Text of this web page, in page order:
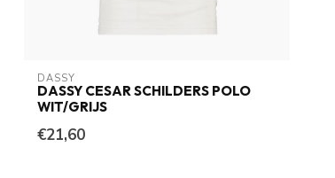
DASSY
DASSY CESAR SCHILDERS POLO
WIT/GRIJS
€21,60